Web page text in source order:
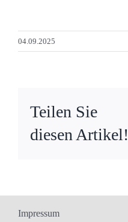
04.09.2025
Teilen Sie
diesen Artikel!
Impressum